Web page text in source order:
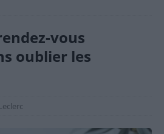
vous
oublier les